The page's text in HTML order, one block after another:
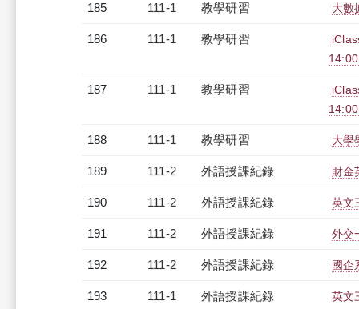
185 111-1 教學研習 大數
186 111-1 教學研習
187 111-1 教學研習
188 111-1 教學研習 大學
189 111-2 外語授課紀錄 財金
190 111-2 外語授課紀錄 英文
191 111-2 外語授課紀錄 外交
192 111-2 外語授課紀錄 國企
193 111-1 外語授課紀錄 英文